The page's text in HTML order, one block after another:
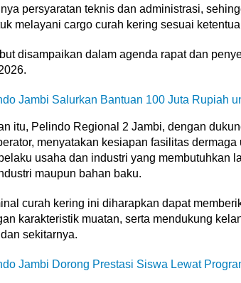
persyaratan teknis dan administrasi,
melayani cargo curah kering sesuai
disampaikan dalam agenda rapat dan
Jambi Salurkan Bantuan 100 Juta Rupiah
itu, Pelindo Regional 2 Jambi, dengan
menyatakan kesiapan fasilitas
usaha dan industri yang membutuhkan
maupun bahan baku.
curah kering ini diharapkan dapat
karakteristik muatan, serta mendukung
sekitarnya.
Jambi Dorong Prestasi Siswa Lewat